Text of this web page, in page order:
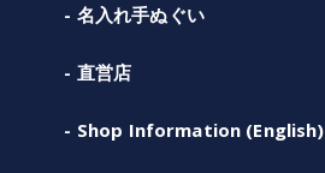
名入れ手ぬぐい
直営店
Shop Information (English)